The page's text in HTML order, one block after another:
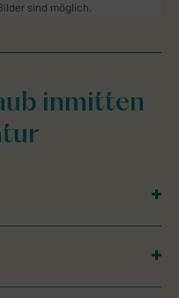
sind möglich.
inmitten